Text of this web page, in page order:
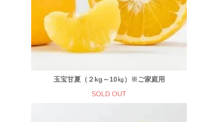
玉宝甘夏（２kg～10㎏）※ご家庭用
SOLD OUT